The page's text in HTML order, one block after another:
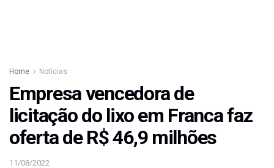
Home Notícias
Empresa vencedora de
licitação do lixo em Franca faz
oferta de R$ 46,9 milhões
11/08/2022